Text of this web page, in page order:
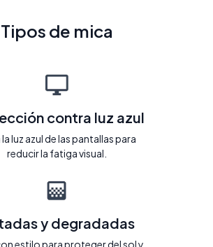
Tipos de mica
contra luz azul
luz azul de las pantallas para
reducir la fatiga visual.
y degradadas
estilo para proteger del sol y